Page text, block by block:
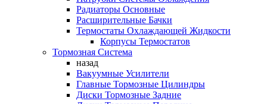
Радиаторы Основные
Расширительные Бачки
Термостаты Охлаждающей Жидкости
Корпусы Термостатов
Тормозная Система
назад
Вакуумные Усилители
Главные Тормозные Цилиндры
Диски Тормозные Задние